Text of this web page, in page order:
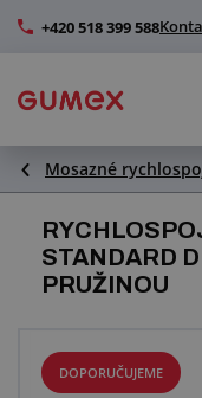
+420 518 399 588
Hadice a jejich
Profily a výroba
Technické plasty
Dopravníkové pásy a
Mosazné
STANDARD
PRUŽINOU
DOPORUČUJEME